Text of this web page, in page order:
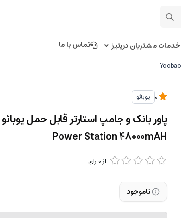
خدمات مشتریان دریتیز تماس با ما
یوبائو
Power Station 48000mAH
از 0 رای
ناموجود